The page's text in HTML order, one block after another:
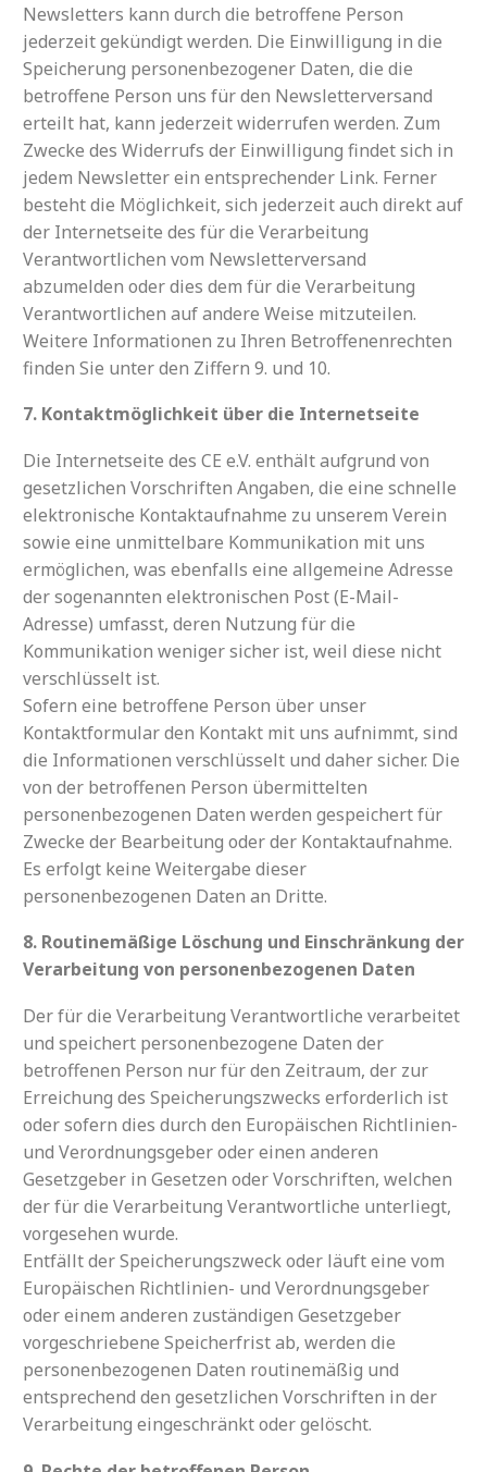
Newsletters kann durch die betroffene Person
jederzeit gekündigt werden. Die Einwilligung in die
Speicherung personenbezogener Daten, die die
betroffene Person uns für den Newsletterversand
erteilt hat, kann jederzeit widerrufen werden. Zum
Zwecke des Widerrufs der Einwilligung findet sich in
jedem Newsletter ein entsprechender Link. Ferner
besteht die Möglichkeit, sich jederzeit auch direkt auf
der Internetseite des für die Verarbeitung
Verantwortlichen vom Newsletterversand
abzumelden oder dies dem für die Verarbeitung
Verantwortlichen auf andere Weise mitzuteilen.
Weitere Informationen zu Ihren Betroffenenrechten
finden Sie unter den Ziffern 9. und 10.
7. Kontaktmöglichkeit über die Internetseite
Die Internetseite des CE e.V. enthält aufgrund von
gesetzlichen Vorschriften Angaben, die eine schnelle
elektronische Kontaktaufnahme zu unserem Verein
sowie eine unmittelbare Kommunikation mit uns
ermöglichen, was ebenfalls eine allgemeine Adresse
der sogenannten elektronischen Post (E-Mail-
Adresse) umfasst, deren Nutzung für die
Kommunikation weniger sicher ist, weil diese nicht
verschlüsselt ist.
Sofern eine betroffene Person über unser
Kontaktformular den Kontakt mit uns aufnimmt, sind
die Informationen verschlüsselt und daher sicher. Die
von der betroffenen Person übermittelten
personenbezogenen Daten werden gespeichert für
Zwecke der Bearbeitung oder der Kontaktaufnahme.
Es erfolgt keine Weitergabe dieser
personenbezogenen Daten an Dritte.
8. Routinemäßige Löschung und Einschränkung der
Verarbeitung von personenbezogenen Daten
Der für die Verarbeitung Verantwortliche verarbeitet
und speichert personenbezogene Daten der
betroffenen Person nur für den Zeitraum, der zur
Erreichung des Speicherungszwecks erforderlich ist
oder sofern dies durch den Europäischen Richtlinien-
und Verordnungsgeber oder einen anderen
Gesetzgeber in Gesetzen oder Vorschriften, welchen
der für die Verarbeitung Verantwortliche unterliegt,
vorgesehen wurde.
Entfällt der Speicherungszweck oder läuft eine vom
Europäischen Richtlinien- und Verordnungsgeber
oder einem anderen zuständigen Gesetzgeber
vorgeschriebene Speicherfrist ab, werden die
personenbezogenen Daten routinemäßig und
entsprechend den gesetzlichen Vorschriften in der
Verarbeitung eingeschränkt oder gelöscht.